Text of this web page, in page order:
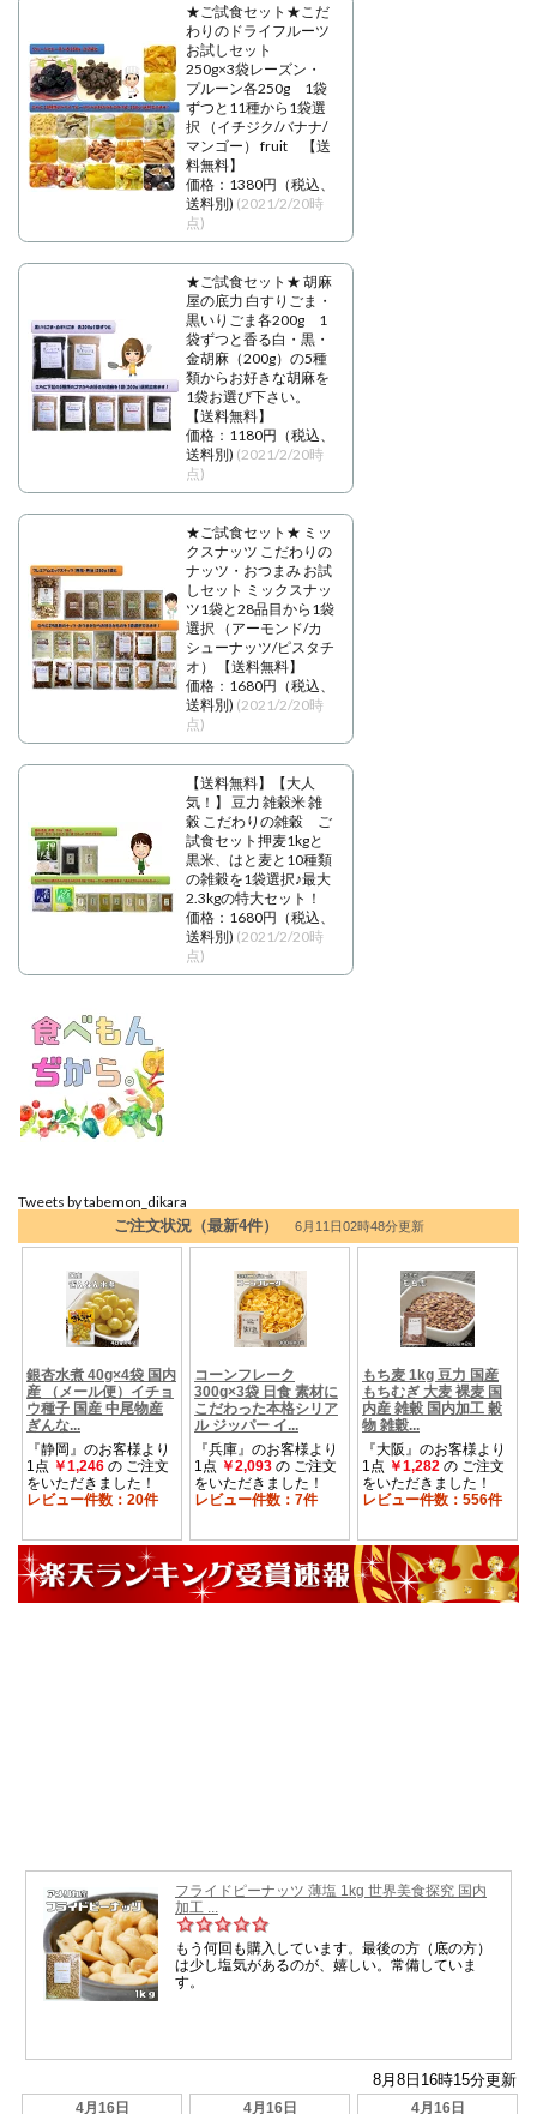
★ご試食セット★こだ
わりのドライフルーツ
お試しセット
250g×3袋レーズン・
プルーン各250g 1袋
ずつと11種から1袋選
択 （イチジク/バナナ/
マンゴー） fruit 【送
料無料】
価格：1380円（税込、
送料別) (2021/2/20時
点)
★ご試食セット★ 胡麻
屋の底力 白すりごま・
黒いりごま各200g 1
袋ずつと香る白・黒・
金胡麻（200g）の5種
類からお好きな胡麻を
1袋お選び下さい。
【送料無料】
価格：1180円（税込、
送料別) (2021/2/20時
点)
★ご試食セット★ ミッ
クスナッツ こだわりの
ナッツ・おつまみ お試
しセット ミックスナッ
ツ1袋と28品目から1袋
選択 （アーモンド/カ
シューナッツ/ピスタチ
オ） 【送料無料】
価格：1680円（税込、
送料別) (2021/2/20時
点)
【送料無料】【大人
気！】 豆力 雑穀米 雑
穀 こだわりの雑穀 ご
試食セット押麦1kgと
黒米、はと麦と10種類
の雑穀を1袋選択♪最大
2.3kgの特大セット！
価格：1680円（税込、
送料別) (2021/2/20時
点)
Tweets by tabemon_dikara